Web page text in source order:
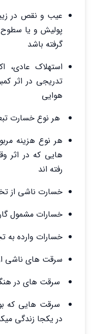
عیب و نقص در
پولیش و یا سطوح
گرفته باشد
استهلاک عادی،
تدریجی در اثر
هوایی
هر نوع خسارت
هر نوع هزینه
هایی که در
رفته اند
خسارت ناشی از
خسارات مشمول
خسارات وارده
سرقت های ناشی
سرقت های در
سرقت هایی که
در یکجا زندگی